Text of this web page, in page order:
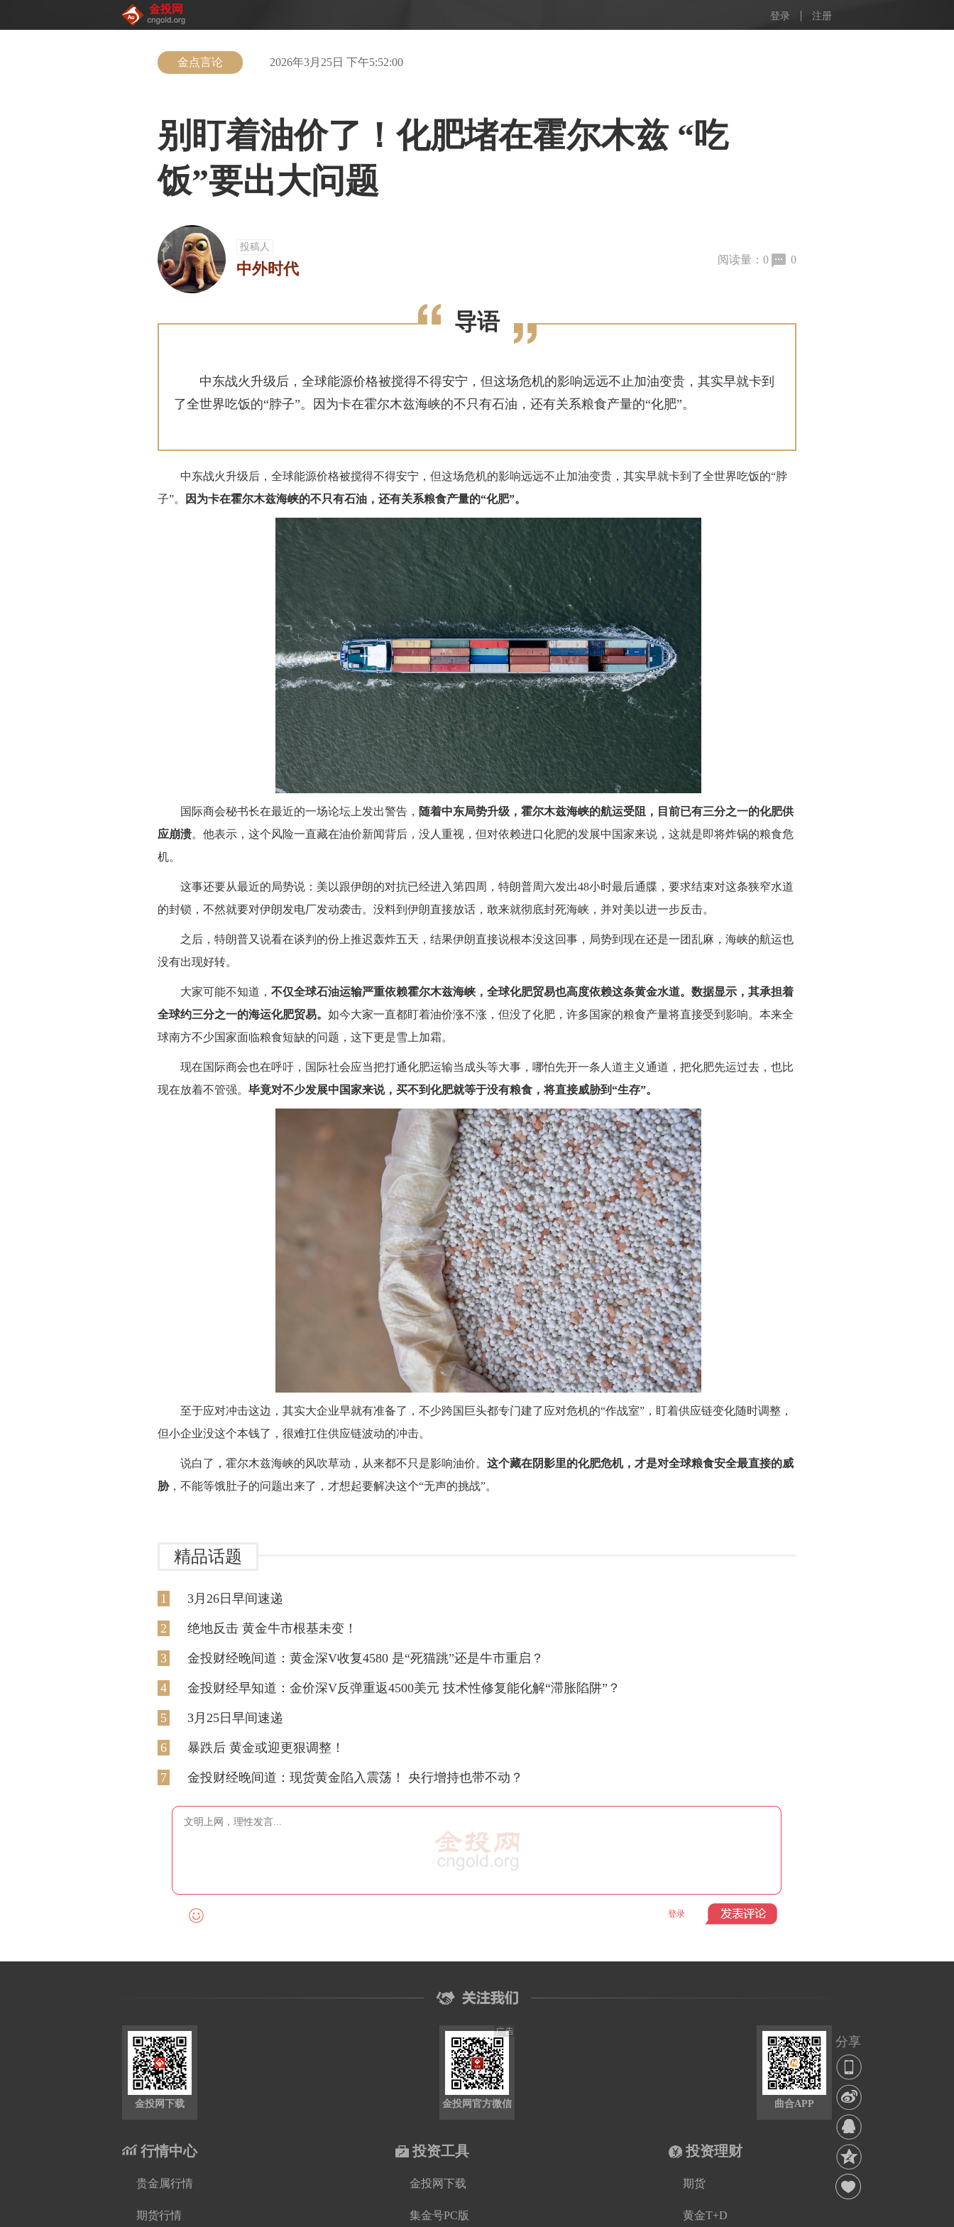
注册
登录
金点言论 2026年3月25日 下午5:52:00
别盯着油价了！化肥堵在霍尔木兹 “吃
饭”要出大问题
阅读量： 0 0
投稿人
中外时代
导语
中东战火升级后，全球能源价格被搅得不得安宁，但这场危机的影响远远不止加油变贵，其实早就卡到
了全世界吃饭的“脖子”。因为卡在霍尔木兹海峡的不只有石油，还有关系粮食产量的“化肥”。
中东战火升级后，全球能源价格被搅得不得安宁，但这场危机的影响远远不止加油变贵，其实早就卡到了全世界吃饭的“脖
子”。
因为卡在霍尔木兹海峡的不只有石油，还有关系粮食产量的“化肥”。
国际商会秘书长在最近的一场论坛上发出警告， 随着中东局势升级，霍尔木兹海峡的航运受阻，目前已有三分之一的化肥供
应崩溃。他表示，这个风险一直藏在油价新闻背后，没人重视，但对依赖进口化肥的发展中国家来说，这就是即将炸锅的粮食危
机。
这事还要从最近的局势说：美以跟伊朗的对抗已经进入第四周，特朗普周六发出48小时最后通牒，要求结束对这条狭窄水道
的封锁，不然就要对伊朗发电厂发动袭击。没料到伊朗直接放话，敢来就彻底封死海峡，并对美以进一步反击。
之后，特朗普又说看在谈判的份上推迟轰炸五天，结果伊朗直接说根本没这回事，局势到现在还是一团乱麻，海峡的航运也
没有出现好转。
大家可能不知道， 不仅全球石油运输严重依赖霍尔木兹海峡，全球化肥贸易也高度依赖这条黄金水道。数据显示，其承担着
全球约三分之一的海运化肥贸易。 如今大家一直都盯着油价涨不涨，但没了化肥，许多国家的粮食产量将直接受到影响。本来全
球南方不少国家面临粮食短缺的问题，这下更是雪上加霜。
现在国际商会也在呼吁，国际社会应当把打通化肥运输当成头等大事，哪怕先开一条人道主义通道，把化肥先运过去，也比
现在放着不管强。 毕竟对不少发展中国家来说，买不到化肥就等于没有粮食，将直接威胁到“生存”。
至于应对冲击这边，其实大企业早就有准备了，不少跨国巨头都专门建了应对危机的“作战室”，盯着供应链变化随时调整，
但小企业没这个本钱了，很难扛住供应链波动的冲击。
说白了，霍尔木兹海峡的风吹草动，从来都不只是影响油价。 这个藏在阴影里的化肥危机，才是对全球粮食安全最直接的威
胁，不能等饿肚子的问题出来了，才想起要解决这个“无声的挑战”。
精品话题
1 3月26日早间速递
2 绝地反击 黄金牛市根基未变！
3 金投财经晚间道：黄金深V收复4580 是“死猫跳”还是牛市重启？
4 金投财经早知道：‌金价深V反弹重返4500美元 技术性修复能化解“滞胀陷阱”？
5 3月25日早间速递
6 暴跌后 黄金或迎更狠调整！
7 金投财经晚间道：现货黄金陷入震荡！ 央行增持也带不动？
登录
分享
到:
金投网下载 金投网官方微信 曲合APP
行情中心
贵金属行情
期货行情
投资工具
金投网下载
集金号PC版
投资理财
期货
黄金T+D